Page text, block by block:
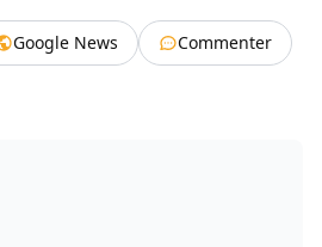
Google News
Commenter